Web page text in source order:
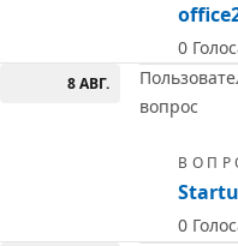
0
8 АВГ.
вопрос
0